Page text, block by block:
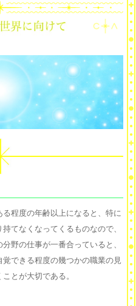
程度の年齢以上になると、特に
てなくなってくるものなので、
野の仕事が一番合っていると、
できる程度の幾つかの職業の見
とが大切である。